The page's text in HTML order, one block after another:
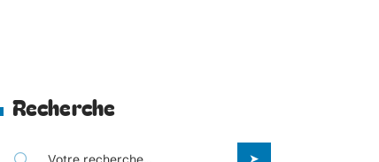
Recherche